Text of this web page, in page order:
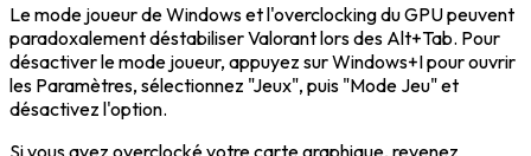
Le mode joueur de Windows et l'overclocking du GPU peuvent
paradoxalement déstabiliser Valorant lors des Alt+Tab. Pour
désactiver le mode joueur, appuyez sur Windows+I pour ouvrir
les Paramètres, sélectionnez "Jeux", puis "Mode Jeu" et
désactivez l'option.
Si vous avez overclocké votre carte graphique, revenez